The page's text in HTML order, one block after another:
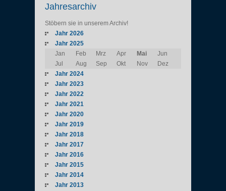
Jahresarchiv
Stöbern sie in unserem Archiv!
Jahr 2026
Jahr 2025
Jan
Feb Mrz Apr Mai
Jun
Jul
Aug Sep Okt Nov
Dez
Jahr 2024
Jahr 2023
Jahr 2022
Jahr 2021
Jahr 2020
Jahr 2019
Jahr 2018
Jahr 2017
Jahr 2016
Jahr 2015
Jahr 2014
Jahr 2013